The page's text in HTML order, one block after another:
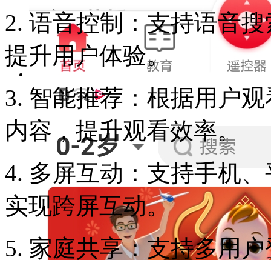
2. 语音控制：支持语音
提升用户体验。
3. 智能推荐：根据用户
内容，提升观看效率。
4. 多屏互动：支持手机
实现跨屏互动。
5. 家庭共享：支持多用